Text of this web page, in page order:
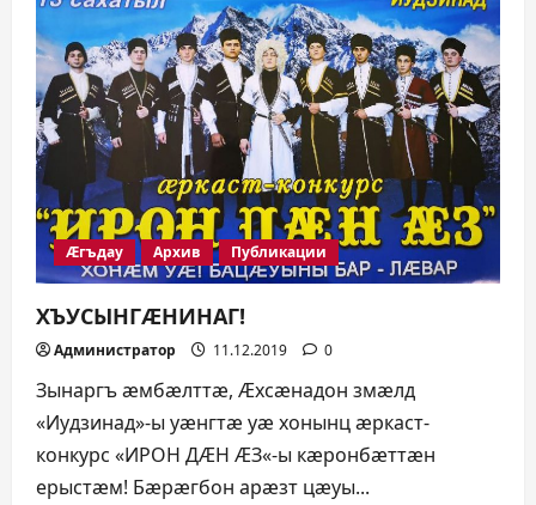
Æгъдау Архив Публикации
ХЪУСЫНГÆНИНАГ!
Администратор 11.12.2019 0
Зынаргъ æмбæлттæ, Æхсæнадон змæлд
«Иудзинад»-ы уæнгтæ уæ хонынц æркаст-
конкурс «ИРОН ДÆН ÆЗ«-ы кæронбæттæн
ерыстæм! Бæрæгбон арæзт цæуы...